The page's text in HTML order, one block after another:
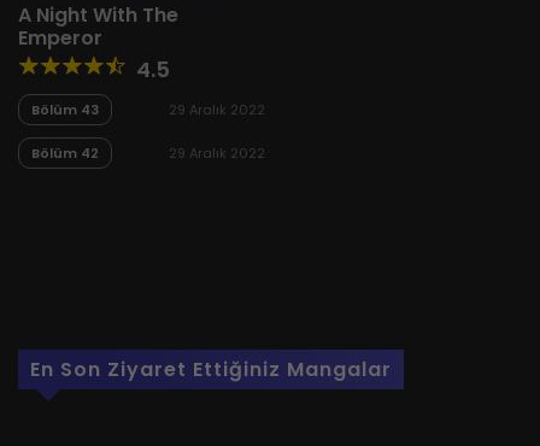
A Night With The
Emperor
4.5
Bölüm 43 29 Aralık 2022
Bölüm 42 29 Aralık 2022
En Son Ziyaret Ettiğiniz Mangalar